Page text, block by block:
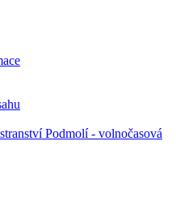
Podmolí - volnočasová